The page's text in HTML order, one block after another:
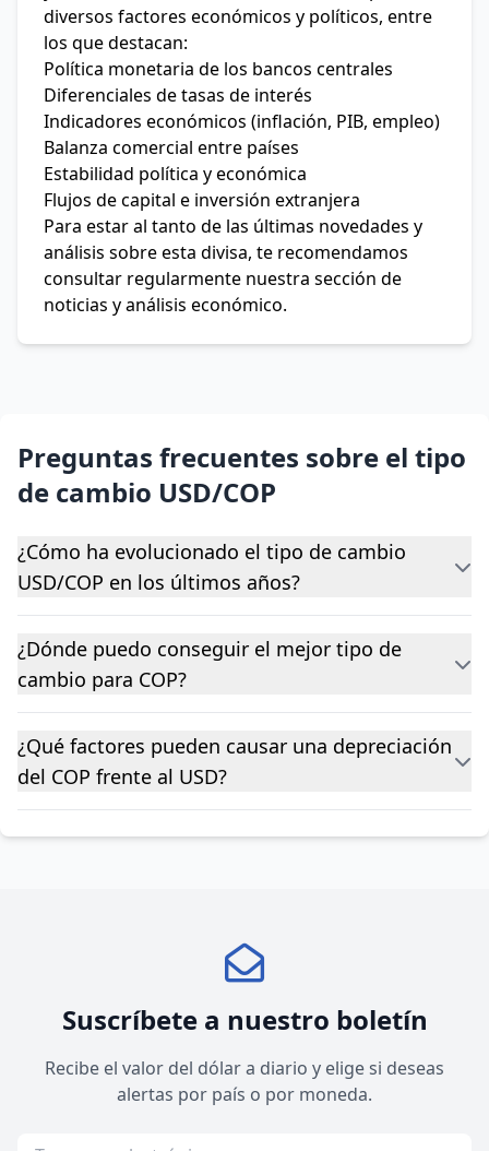
diversos factores económicos y políticos, entre
los que destacan:
Política monetaria de los bancos centrales
Diferenciales de tasas de interés
Indicadores económicos (inflación, PIB, empleo)
Balanza comercial entre países
Estabilidad política y económica
Flujos de capital e inversión extranjera
Para estar al tanto de las últimas novedades y
análisis sobre esta divisa, te recomendamos
consultar regularmente nuestra sección de
noticias y análisis económico.
Preguntas frecuentes sobre el tipo
de cambio USD/COP
¿Cómo ha evolucionado el tipo de cambio
USD/COP en los últimos años?
¿Dónde puedo conseguir el mejor tipo de
cambio para COP?
¿Qué factores pueden causar una depreciación
del COP frente al USD?
Suscríbete a nuestro boletín
Recibe el valor del dólar a diario y elige si deseas
alertas por país o por moneda.